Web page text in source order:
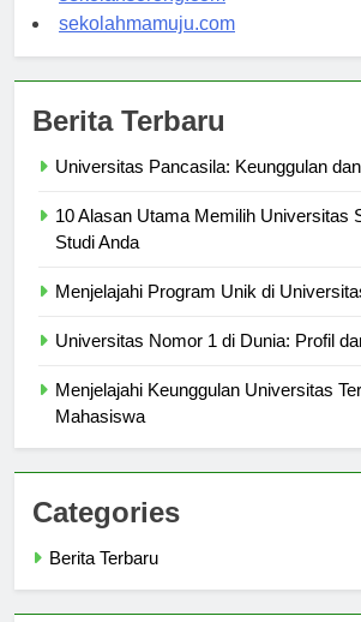
sekolahsorong.com
10 Alasan Utama Memilih Universitas
Menjelajahi Keunggulan Universitas
Categories